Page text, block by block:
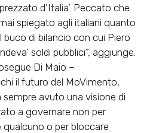
d’Italia’. Peccato che
spiegato agli italiani quanto
di bilancio con cui Piero
soldi pubblici”, aggiunge.
Di Maio –
il futuro del MoVimento,
avuto una visione di
a governare non per
o per bloccare